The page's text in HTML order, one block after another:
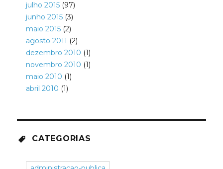
julho 2015(97)
junho 2015(3)
maio 2015(2)
agosto 2011 (2)
dezembro 2010 (1)
novembro 2010 (1)
maio 2010 (1)
abril 2010 (1)
CATEGORIAS